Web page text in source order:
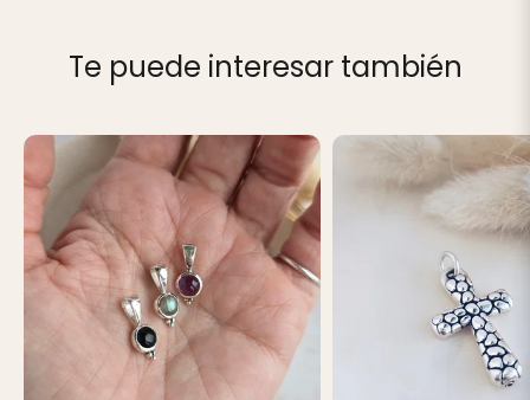
Te puede interesar también